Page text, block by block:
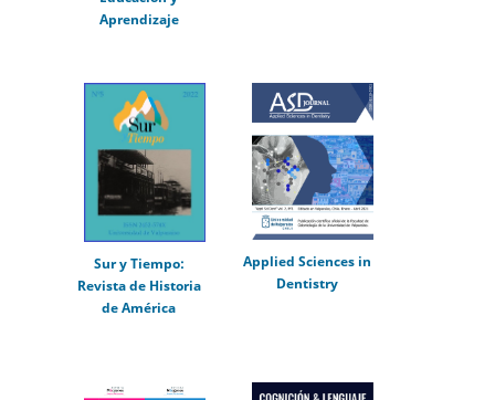
Aprendizaje
Sur y Tiempo:
Revista de Historia
de América
Applied Sciences in
Dentistry